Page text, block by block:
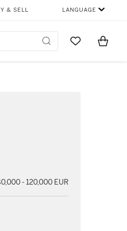
& SELL LANGUAGE
Go to MyItems
- 120,000 EUR